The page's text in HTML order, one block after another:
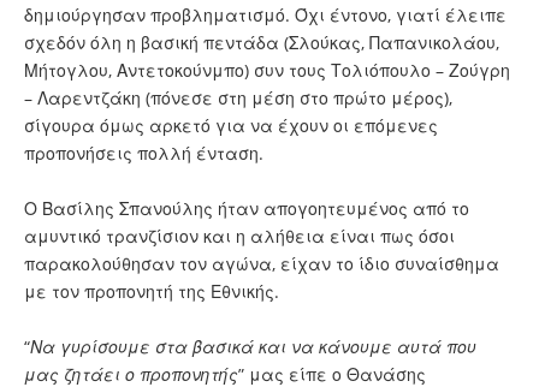
δημιούργησαν προβληματισμό. Όχι έντονο, γιατί έλειπε
σχεδόν όλη η βασική πεντάδα (Σλούκας, Παπανικολάου,
Μήτογλου, Αντετοκούνμπο) συν τους Τολιόπουλο – Ζούγρη
– Λαρεντζάκη (πόνεσε στη μέση στο πρώτο μέρος),
σίγουρα όμως αρκετό για να έχουν οι επόμενες
προπονήσεις πολλή ένταση.
Ο Βασίλης Σπανούλης ήταν απογοητευμένος από το
αμυντικό τρανζίσιον και η αλήθεια είναι πως όσοι
παρακολούθησαν τον αγώνα, είχαν το ίδιο συναίσθημα
με τον προπονητή της Εθνικής.
“Να γυρίσουμε στα βασικά και να κάνουμε αυτά που
μας ζητάει ο προπονητής” μας είπε ο Θανάσης